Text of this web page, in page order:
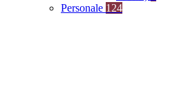
Personale 124